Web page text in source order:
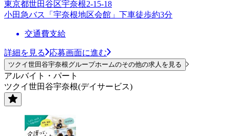
東京都世田谷区宇奈根2-15-18
小田急バス「宇奈根地区会館」下車徒歩約3分
交通費支給
詳細を見る 応募画面に進む
ツクイ世田谷宇奈根グループホームのその他の求人を見る
アルバイト・パート
ツクイ世田谷宇奈根(デイサービス)